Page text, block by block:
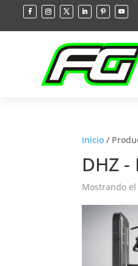
Inicio /
DHZ
Mostrando